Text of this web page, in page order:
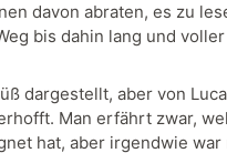
davon abraten, es zu
bis dahin lang und
dargestellt, aber von
Man erfährt zwar,
hat, aber irgendwie war